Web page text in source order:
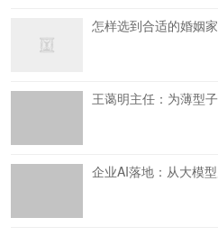
怎样选到合适的婚姻
王蔼明主任：为薄型
企业AI落地：从大模